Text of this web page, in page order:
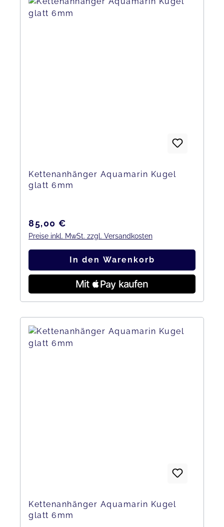
Kettenanhänger Aquamarin Kugel
glatt 6mm
Regulärer Preis:
85,00 €
Preise inkl. MwSt. zzgl. Versandkosten
In den Warenkorb
Kettenanhänger Aquamarin Kugel
glatt 6mm